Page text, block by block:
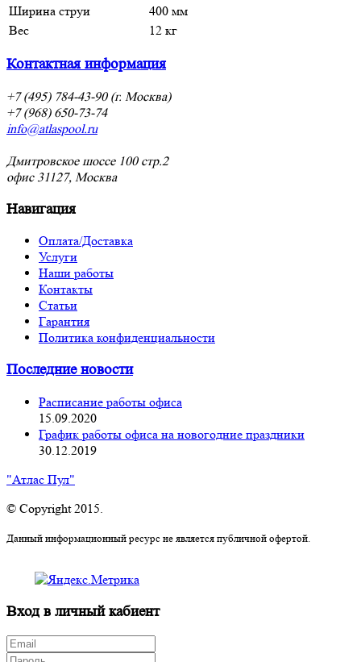
Ширина струи
400 мм
Вес
12 кг
Контактная информация
+7 (495) 784-43-90 (г. Москва)
+7 (968) 650-73-74
info@atlaspool.ru
Дмитровское шоссе 100 стр.2
офис 31127, Москва
Навигация
Оплата/Доставка
Услуги
Наши работы
Контакты
Статьи
Гарантия
Политика конфиденциальности
Последние новости
Расписание работы офиса
15.09.2020
График работы офиса на новогодние праздники
30.12.2019
"Атлас Пул"
© Copyright 2015.
Данный информационный ресурс не является публичной офертой.
Вход в личный кабиент